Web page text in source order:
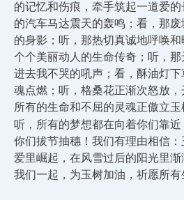
的记忆和伤痕，牵手筑起一道爱
的汽车马达震天的轰鸣；看，那
的身影；听，那热切真诚地呼唤
个个美丽动人的生命传奇；听，
进去我不哭的吼声；看，酥油灯
魂点燃；听，格桑花正渐次怒放，
所有的生命和不屈的灵魂正傲立玉
听，所有的梦想都在向着你们靠
你们拔节抽穗！我们有理由相信
爱里崛起，在风雪过后的阳光里
我们一起，为玉树加油，祈愿所有